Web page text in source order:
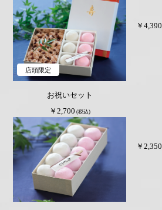
店頭限定
お祝いセット
￥2,700 (税込)
￥4,390
￥2,350